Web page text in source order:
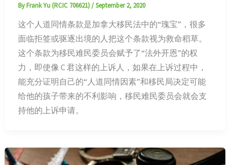
ByFrank Yu (RCIC 706621)/September 2, 2020
这个人道同情条款是加拿大移民法中的“瑰宝”，很多
面临拒签或驱逐出境的人把这个条款视为救命稻草。
这个条款为移民难民委员会赋予了“法外开恩”的权
力，即使像 C 君这样的上诉人，如果在上诉过程中，
能充分证明自己的“人道同情因素”和移民局决定可能
给他的孩子带来的不利影响，移民难民委员会就会支
持他的上诉申请。